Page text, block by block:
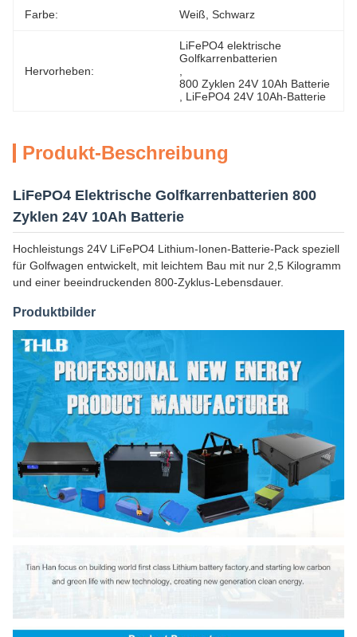
Farbe: Weiß, Schwarz
Hervorheben:
LiFePO4 elektrische
Golfkarrenbatterien
800 Zyklen 24V 10Ah Batterie
LiFePO4 24V 10Ah-Batterie
Produkt-Beschreibung
LiFePO4 Elektrische Golfkarrenbatterien 800
Zyklen 24V 10Ah Batterie
Hochleistungs 24V LiFePO4 Lithium-Ionen-Batterie-Pack speziell
für Golfwagen entwickelt, mit leichtem Bau mit nur 2,5 Kilogramm
und einer beeindruckenden 800-Zyklus-Lebensdauer.
Produktbilder